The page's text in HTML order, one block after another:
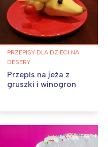
PRZEPISY DLA DZIECI NA
DESERY
Przepis na jeża z
gruszki i winogron